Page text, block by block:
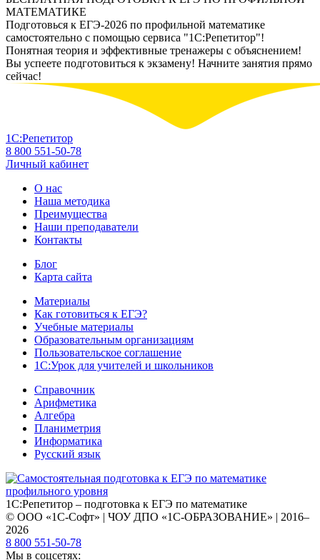
МАТЕМАТИКЕ
Подготовься к ЕГЭ-2026 по профильной математике
самостоятельно с помощью сервиса "1С:Репетитор"!
Понятная теория и эффективные тренажеры с объяснением!
Вы успеете подготовиться к экзамену! Начните занятия прямо
сейчас!
1С:Репетитор
8 800 551-50-78
Личный кабинет
О нас
Наша методика
Преимущества
Наши преподаватели
Контакты
Блог
Карта сайта
Материалы
Как готовиться к ЕГЭ?
Учебные материалы
Образовательным организациям
Пользовательское соглашение
1С:Урок для учителей и школьников
Справочник
Арифметика
Алгебра
Планиметрия
Информатика
Русский язык
1С:Репетитор – подготовка к ЕГЭ по математике
© ООО «1С-Софт» | ЧОУ ДПО «1С-ОБРАЗОВАНИЕ» | 2016–
2026
8 800 551-50-78
Мы в соцсетях: